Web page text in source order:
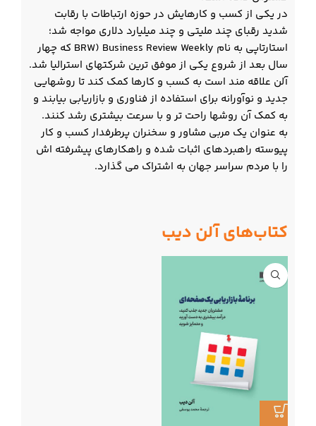
در یکی از کسب و کارهایش در حوزه ارتباطات با رقابت
شدید رقبای چند ملیتی و چند میلیارد دلاری مواجه شد؛
استارتاپی به نام Business Review Weekly‏ ‏(BRW که چهار
سال بعد از شروع یکی از موفق ترین شرکتهای استرالیا شد.
آلن علاقه مند است به کسب و کارها کمک کند تا روشهایی
جدید و نوآورانه برای استفاده از فناوری و بازاریابی بیابند و
به کمک آن روشها راحت تر و با سرعت بیشتری رشد کنند.
به عنوان یک مربی مشاور و سخنران پرطرفدار کسب و کار
پیوسته راهبردهای اثبات شده و راهکارهای پیشرفته اش
را با مردم سراسر جهان به اشتراک می گذارد.
کتاب‌های آلن دیب